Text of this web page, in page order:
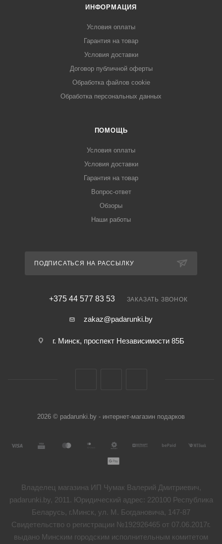
ИНФОРМАЦИЯ
Условия оплаты
Гарантия на товар
Условия доставки
Договор публичной оферты
Обработка файлов cookie
Обработка персональных данных
ПОМОЩЬ
Условия оплаты
Условия доставки
Гарантия на товар
Вопрос-ответ
Обзоры
Наши работы
ПОДПИСАТЬСЯ НА РАССЫЛКУ
+375 44 577 83 53 ЗАКАЗАТЬ ЗВОНОК
zakaz@padarunki.by
г. Минск, проспект Независимости 85Б
2026 © padarunki.by - интернет-магазин подарков
Владелец магазина ИП Чумак Валерий Дмитриевич,
padarunki.by, 2011. Юридический адрес: 220100 Республика
Беларусь, г.Минск, ул. М. Богдановича, 147-87
Свидетельство о регистрации №192926465 от 07.06.2017г.
выдано Минским городским исполнительным комитетом